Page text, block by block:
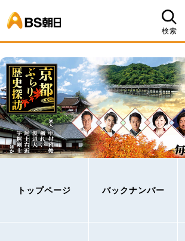
検索
トップページ バックナンバー